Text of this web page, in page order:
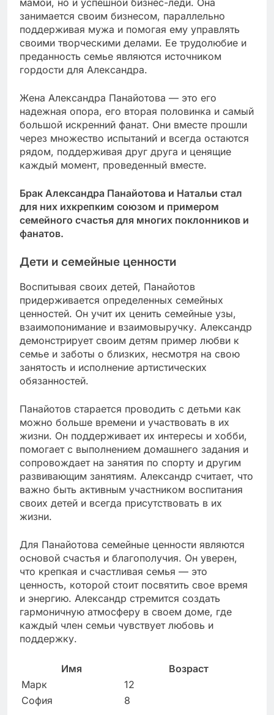
занимается своим бизнесом, параллельно
поддерживая мужа и помогая ему управлять
своими творческими делами. Ее трудолюбие и
преданность семье являются источником
гордости для Александра.
Жена Александра Панайотова — это его
надежная опора, его вторая половинка и самый
большой искренний фанат. Они вместе прошли
через множество испытаний и всегда остаются
рядом, поддерживая друг друга и ценящие
каждый момент, проведенный вместе.
Брак Александра Панайотова и Натальи стал
для них ихкрепким союзом и примером
семейного счастья для многих поклонников и
фанатов.
Дети и семейные ценности
Воспитывая своих детей, Панайотов
придерживается определенных семейных
ценностей. Он учит их ценить семейные узы,
взаимопонимание и взаимовыручку. Александр
демонстрирует своим детям пример любви к
семье и заботы о близких, несмотря на свою
занятость и исполнение артистических
обязанностей.
Панайотов старается проводить с детьми как
можно больше времени и участвовать в их
жизни. Он поддерживает их интересы и хобби,
помогает с выполнением домашнего задания и
сопровождает на занятия по спорту и другим
развивающим занятиям. Александр считает, что
важно быть активным участником воспитания
своих детей и всегда присутствовать в их
жизни.
Для Панайотова семейные ценности являются
основой счастья и благополучия. Он уверен,
что крепкая и счастливая семья — это
ценность, которой стоит посвятить свое время
и энергию. Александр стремится создать
гармоничную атмосферу в своем доме, где
каждый член семьи чувствует любовь и
поддержку.
Имя
Возраст
Марк
12
София
8